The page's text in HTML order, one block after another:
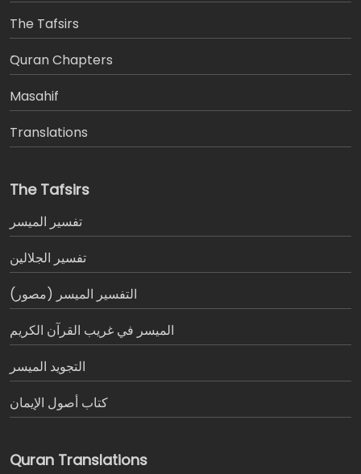
The Tafsirs
َQuran Chapters
Masahif
Translations
The Tafsirs
تفسير المیسر
تفسير الجلالين
التفسير الميسر (مصور)
الميسر في غريب القرآن الكريم
التجويد الميسر
كتاب أصول الإيمان
Quran Translations